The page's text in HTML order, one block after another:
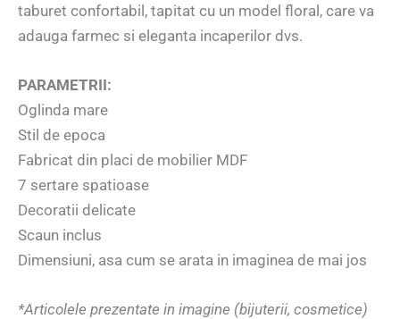
taburet confortabil, tapitat cu un model floral, care va
adauga farmec si eleganta incaperilor dvs.
PARAMETRII:
Oglinda mare
Stil de epoca
Fabricat din placi de mobilier MDF
7 sertare spatioase
Decoratii delicate
Scaun inclus
Dimensiuni, asa cum se arata in imaginea de mai jos
*Articolele prezentate in imagine (bijuterii, cosmetice)